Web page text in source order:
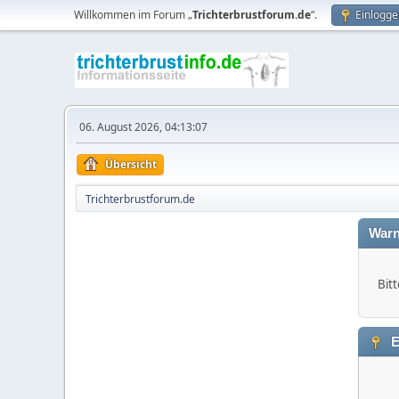
Willkommen im Forum „Trichterbrustforum.de“.
06. August 2026, 04:13:07
Übersicht
Trichterbrustforum.de